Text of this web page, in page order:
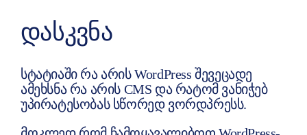
ᲓᲐᲡᲙᲕᲜᲐ
სტატიაში რა არის WordPress შევეცადე
ამეხსნა რა არის CMS და რატომ ვანიჭებ
უპირატესობას სწორედ ვორდპრესს.